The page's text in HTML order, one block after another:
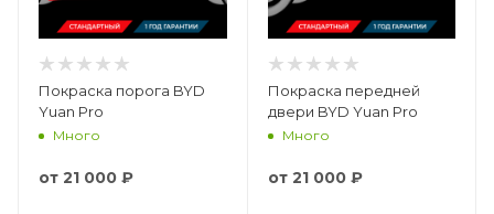
Покраска порога BYD
Yuan Pro
Много
от 21 000 ₽
Покраска передней
двери BYD Yuan Pro
Много
от 21 000 ₽